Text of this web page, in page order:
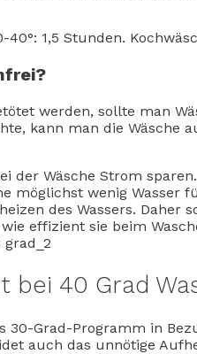
1,5 Stunden.
werden, sollte man
kann man die Wäsche
der Wäsche Strom
möglichst wenig Wasser
des Wassers. Daher
effizient sie beim
40 Grad
30-Grad-Programm in
auch das unnötige